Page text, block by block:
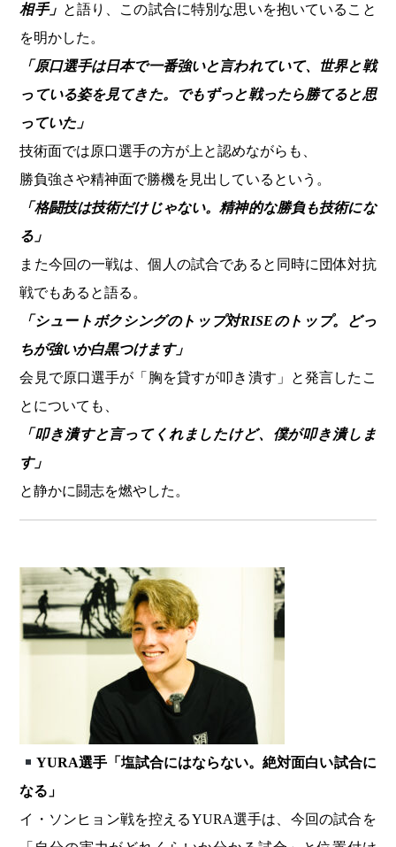
相手」 と語り、この試合に特別な思いを抱いていること
を明かした。
「原口選手は日本で一番強いと言われていて、世界と戦
っている姿を見てきた。でもずっと戦ったら勝てると思
っていた」
技術面では原口選手の方が上と認めながらも、
勝負強さや精神面で勝機を見出しているという。
「格闘技は技術だけじゃない。精神的な勝負も技術にな
る」
また今回の一戦は、個人の試合であると同時に団体対抗
戦でもあると語る。
「シュートボクシングのトップ対RISEのトップ。どっ
ちが強いか白黒つけます」
会見で原口選手が「胸を貸すが叩き潰す」と発言したこ
とについても、
「叩き潰すと言ってくれましたけど、僕が叩き潰しま
す」
と静かに闘志を燃やした。
YURA選手「塩試合にはならない。絶対面白い試合に
なる」
イ・ソンヒョン戦を控えるYURA選手は、今回の試合を